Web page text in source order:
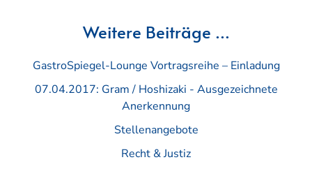
Weitere Beiträge …
GastroSpiegel-Lounge Vortragsreihe – Einladung
07.04.2017: Gram / Hoshizaki - Ausgezeichnete
Anerkennung
Stellenangebote
Recht & Justiz